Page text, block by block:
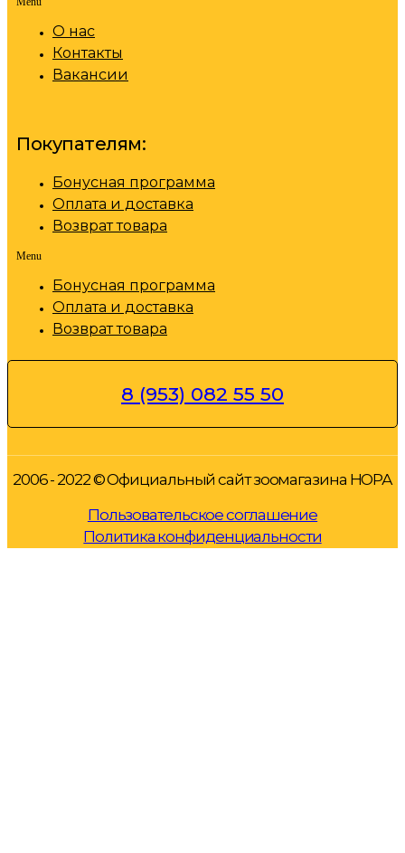
О нас
Контакты
Вакансии
Покупателям:
Бонусная программа
Оплата и доставка
Возврат товара
Menu
Бонусная программа
Оплата и доставка
Возврат товара
8 (953) 082 55 50
2006 - 2022 © Официальный сайт зоомагазина НОРА
Пользовательское соглашение
Политика конфиденциальности